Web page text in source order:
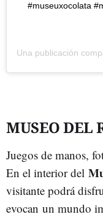
#museuxocolata
Una publicación
MUSEO DEL
Juegos de manos,
En el interior del
visitante podrá
evocan un mundo